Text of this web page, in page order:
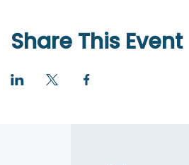
Share This Event